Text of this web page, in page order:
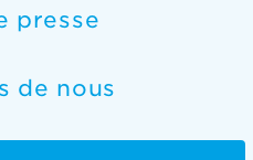
presse
de nous